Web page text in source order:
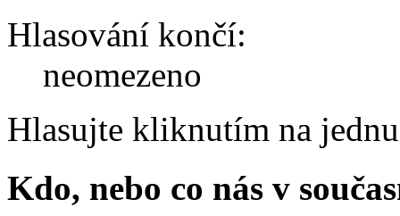
Hlasování končí:
neomezeno
Hlasujte kliknutím na
Kdo, nebo co nás v